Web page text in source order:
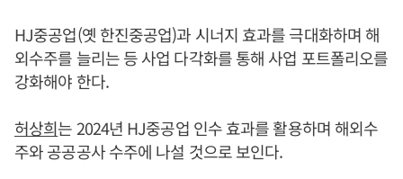
HJ중공업(옛 한진중공업)과 시너지 효과를 극대화하며 해
외수주를 늘리는 등 사업 다각화를 통해 사업 포트폴리오를
강화해야 한다.
허상희는 2024년 HJ중공업 인수 효과를 활용하며 해외수
주와 공공공사 수주에 나설 것으로 보인다.